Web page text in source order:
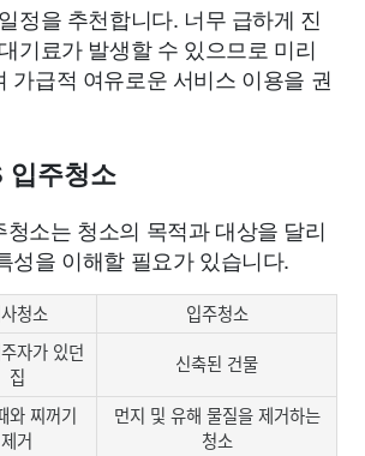
정을 추천합니다. 너무 급하게 진
기료가 발생할 수 있으므로 미리
가급적 여유로운 서비스 이용을 권
입주청소
소는 청소의 목적과 대상을 달리
성을 이해할 필요가 있습니다.
청소
입주청소
자가 있던
집
신축된 건물
와 찌꺼기
제거
먼지 및 유해 물질을 제거하는
청소